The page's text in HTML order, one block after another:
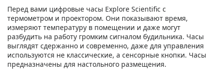
Перед вами цифровые часы Explore Scientific с
термометром и проектором. Они показывают время,
измеряют температуру в помещении и даже могут
разбудить на работу громким сигналом будильника. Часы
выглядят сдержанно и современно, даже для управления
используются не классические, а сенсорные кнопки. Часы
предназначены для настольного размещения.